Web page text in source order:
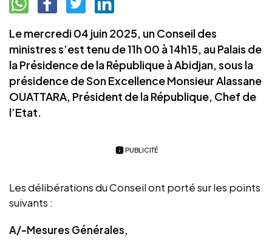
Le mercredi 04 juin 2025, un Conseil des
ministres s’est tenu de 11h 00 à 14h15, au Palais de
la Présidence de la République à Abidjan, sous la
présidence de Son Excellence Monsieur Alassane
OUATTARA, Président de la République, Chef de
l’Etat.
PUBLICITÉ
Les délibérations du Conseil ont porté sur les points
suivants :
A/-Mesures Générales,